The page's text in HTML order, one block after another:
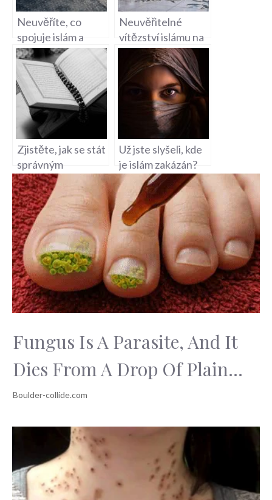
Neuvěříte, co
spojuje islám a
křesťanství!
Zjistěte teď!
Neuvěřitelné
vítězství islámu na
Srí Lance!
Podívejte se, jaké
zřízení tam zvítězilo
Zjistěte, jak se stát
správným
muslimem a vdejte
se do světa plného
blaženosti
Už jste slyšeli, kde
je islám zakázán?
Tato země Vás
překvapí!
Fungus Is A Parasite, And It
Dies From A Drop Of Plain...